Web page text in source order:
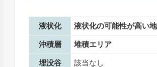
液状化 液状化の可能性が高い
沖積層 堆積エリア
埋没谷 該当なし